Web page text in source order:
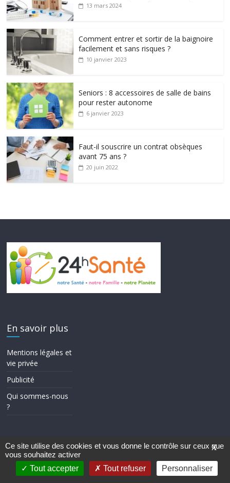
13 mars 2024
Comment entrer et sortir de la baignoire
facilement et sans risques ?
10 janvier 2023
Seniors : 8 accessoires de salle de bains
pour rester autonome
6 janvier 2023
Faut-il souscrire un contrat obsèques
avant 75 ans ?
20 juin 2022
En savoir plus
Mentions légales et
vie privée
Publicité
Qui sommes-nous
?
Copyright © 2026
Theme ColorMag par
ThemeGrill.. Propulsé parWordPress.
X
Ce site utilise des cookies et vous donne le contrôle sur ceux que
vous souhaitez activer
Tout accepter
Tout refuser Personnaliser